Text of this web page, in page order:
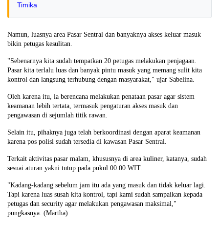
Timika
Namun, luasnya area Pasar Sentral dan banyaknya akses keluar masuk
bikin petugas kesulitan.
"Sebenarnya kita sudah tempatkan 20 petugas melakukan penjagaan.
Pasar kita terlalu luas dan banyak pintu masuk yang memang sulit kita
kontrol dan langsung terhubung dengan masyarakat," ujar Sabelina.
Oleh karena itu, ia berencana melakukan penataan pasar agar sistem
keamanan lebih tertata, termasuk pengaturan akses masuk dan
pengawasan di sejumlah titik rawan.
Selain itu, pihaknya juga telah berkoordinasi dengan aparat keamanan
karena pos polisi sudah tersedia di kawasan Pasar Sentral.
Terkait aktivitas pasar malam, khususnya di area kuliner, katanya, sudah
sesuai aturan yakni tutup pada pukul 00.00 WIT.
"Kadang-kadang sebelum jam itu ada yang masuk dan tidak keluar lagi.
Tapi karena luas susah kita kontrol, tapi kami sudah sampaikan kepada
petugas dan security agar melakukan pengawasan maksimal,"
pungkasnya. (Martha)